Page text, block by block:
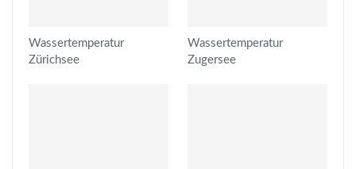
Wassertemperatur
Zürichsee
Wassertemperatur
Zugersee